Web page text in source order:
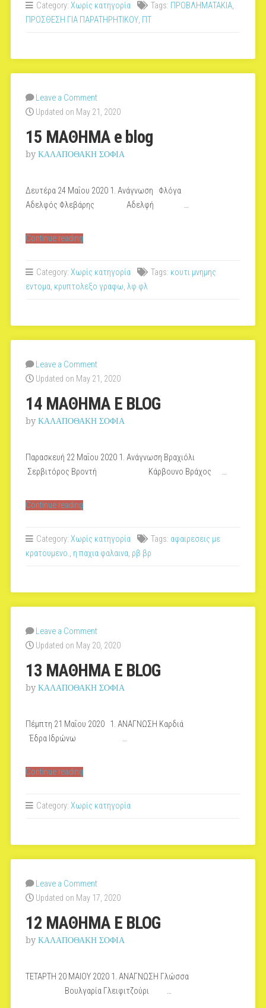
BLOG”
Category: Χωρίς κατηγορία Tags: ΠΡΟΒΛΗΜΑΤΑΚΙΑ,
ΠΡΟΣΘΕΣΗ ΓΙΑ ΠΑΡΑΤΗΡΗΤΙΚΟΥ, ΠΤ
Leave a Comment
Updated on May 21, 2020
15 ΜΑΘΗΜΑ e blog
by ΚΑΛΑΠΟΘΑΚΗ ΣΟΦΙΑ
Δευτέρα 24 Μαΐου 2020 1. Aνάγνωση Φλόγα
Αδελφός Φλεβάρης Αδελφή …
Continue reading“15
blog”
Category: Χωρίς κατηγορία Tags: κουτι μνημης
εντομα, κρυπτολεξο γραφω, λφ φλ
Leave a Comment
Updated on May 21, 2020
14 ΜΑΘΗΜΑ Ε ΒLOG
by ΚΑΛΑΠΟΘΑΚΗ ΣΟΦΙΑ
Παρασκευή 22 Μαΐου 2020 1. Ανάγνωση Βραχιόλι
Σερβιτόρος Βροντή Κάρβουνο Βράχος …
Continue reading“14
Category: Χωρίς κατηγορία Tags: αφαιρεσεις με
κρατουμενο., η παχια φαλαινα, ρβ βρ
Leave a Comment
Updated on May 20, 2020
13 ΜΑΘΗΜΑ E BLOG
by ΚΑΛΑΠΟΘΑΚΗ ΣΟΦΙΑ
Πέμπτη 21 Μαΐου 2020 1. ΑΝΑΓΝΩΣΗ Καρδιά
Έδρα Ιδρώνω …
Continue reading“13
Category: Χωρίς κατηγορία
Leave a Comment
Updated on May 17, 2020
12 ΜΑΘΗΜΑ E BLOG
by ΚΑΛΑΠΟΘΑΚΗ ΣΟΦΙΑ
TETAΡΤΗ 20 ΜΑΙΟΥ 2020 1. ΑΝΑΓΝΩΣΗ Γλώσσα
Βουλγαρία Γλειφιτζούρι …